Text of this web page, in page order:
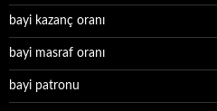
bayi kazanç oranı
bayi masraf oranı
bayi patronu